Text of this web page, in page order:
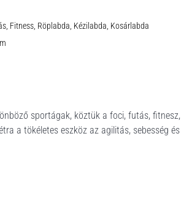
Fitness, Röplabda, Kézilabda, Kosárlabda
sportágak, köztük a foci, futás, fitnesz,
a tökéletes eszköz az agilitás, sebesség és